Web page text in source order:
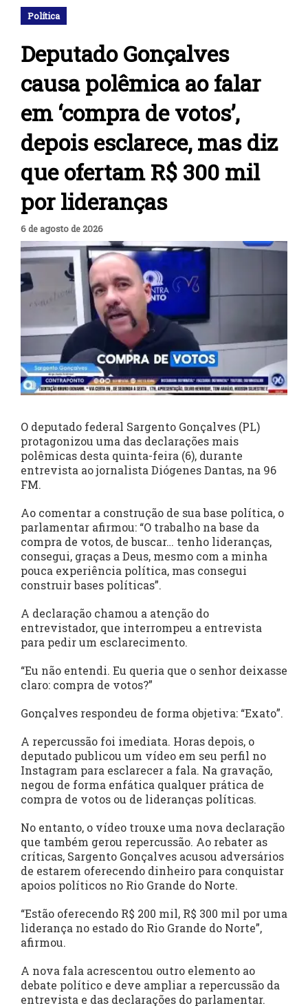
Política
Deputado Gonçalves
causa polêmica ao falar
em ‘compra de votos’,
depois esclarece, mas diz
que ofertam R$ 300 mil
por lideranças
6 de agosto de 2026
O deputado federal Sargento Gonçalves (PL)
protagonizou uma das declarações mais
polêmicas desta quinta-feira (6), durante
entrevista ao jornalista Diógenes Dantas, na 96
FM.
Ao comentar a construção de sua base política, o
parlamentar afirmou: “O trabalho na base da
compra de votos, de buscar… tenho lideranças,
consegui, graças a Deus, mesmo com a minha
pouca experiência política, mas consegui
construir bases políticas”.
A declaração chamou a atenção do
entrevistador, que interrompeu a entrevista
para pedir um esclarecimento.
“Eu não entendi. Eu queria que o senhor deixasse
claro: compra de votos?”
Gonçalves respondeu de forma objetiva: “Exato”.
A repercussão foi imediata. Horas depois, o
deputado publicou um vídeo em seu perfil no
Instagram para esclarecer a fala. Na gravação,
negou de forma enfática qualquer prática de
compra de votos ou de lideranças políticas.
No entanto, o vídeo trouxe uma nova declaração
que também gerou repercussão. Ao rebater as
críticas, Sargento Gonçalves acusou adversários
de estarem oferecendo dinheiro para conquistar
apoios políticos no Rio Grande do Norte.
“Estão oferecendo R$ 200 mil, R$ 300 mil por uma
liderança no estado do Rio Grande do Norte”,
afirmou.
A nova fala acrescentou outro elemento ao
debate político e deve ampliar a repercussão da
entrevista e das declarações do parlamentar.